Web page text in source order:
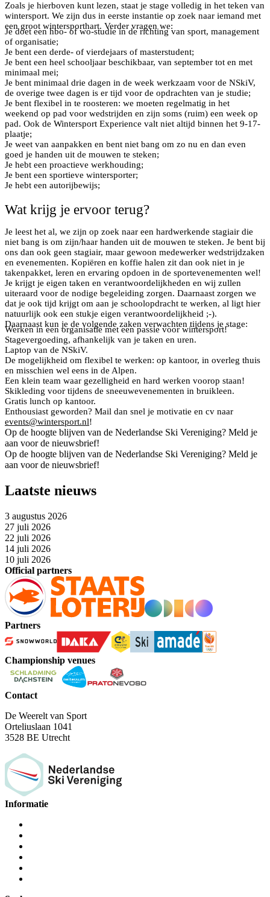
Zoals je hierboven kunt lezen, staat je stage volledig in het teken van
wintersport. We zijn dus in eerste instantie op zoek naar iemand met
een groot wintersporthart. Verder vragen we:
Je doet een hbo- of wo-studie in de richting van sport, management
of organisatie;
Je bent een derde- of vierdejaars of masterstudent;
Je bent een heel schooljaar beschikbaar, van september tot en met
minimaal mei;
Je bent minimaal drie dagen in de week werkzaam voor de NSkiV,
de overige twee dagen is er tijd voor de opdrachten van je studie;
Je bent flexibel in te roosteren: we moeten regelmatig in het
weekend op pad voor wedstrijden en zijn soms (ruim) een week op
pad. Ook de Wintersport Experience valt niet altijd binnen het 9-17-
plaatje;
Je weet van aanpakken en bent niet bang om zo nu en dan even
goed je handen uit de mouwen te steken;
Je hebt een proactieve werkhouding;
Je bent een sportieve wintersporter;
Je hebt een autorijbewijs;
Wat krijg je ervoor terug?
Je leest het al, we zijn op zoek naar een hardwerkende stagiair die
niet bang is om zijn/haar handen uit de mouwen te steken. Je bent bij
ons dan ook geen stagiair, maar gewoon medewerker wedstrijdzaken
en evenementen. Kopiëren en koffie halen zit dan ook niet in je
takenpakket, leren en ervaring opdoen in de sportevenementen wel!
Je krijgt je eigen taken en verantwoordelijkheden en wij zullen
uiteraard voor de nodige begeleiding zorgen. Daarnaast zorgen we
dat je ook tijd krijgt om aan je schoolopdracht te werken, al ligt hier
natuurlijk ook een stukje eigen verantwoordelijkheid ;-).
Daarnaast kun je de volgende zaken verwachten tijdens je stage:
Werken in een organisatie met een passie voor wintersport!
Stagevergoeding, afhankelijk van je taken en uren.
Laptop van de NSkiV.
De mogelijkheid om flexibel te werken: op kantoor, in overleg thuis
en misschien wel eens in de Alpen.
Een klein team waar gezelligheid en hard werken voorop staan!
Skikleding voor tijdens de sneeuwevenementen in bruikleen.
Gratis lunch op kantoor.
Enthousiast geworden? Mail dan snel je motivatie en cv naar
events@wintersport.nl!
Op de hoogte blijven van de Nederlandse Ski Vereniging? Meld je
aan voor de nieuwsbrief!
Op de hoogte blijven van de Nederlandse Ski Vereniging? Meld je
aan voor de nieuwsbrief!
Laatste nieuws
3 augustus 2026
27 juli 2026
22 juli 2026
14 juli 2026
10 juli 2026
Official partners
Partners
Championship venues
Contact
De Weerelt van Sport
Orteliuslaan 1041
3528 BE Utrecht
Informatie